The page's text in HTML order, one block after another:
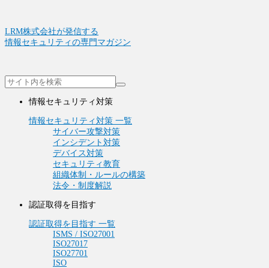
LRM株式会社が発信する
情報セキュリティの専門マガジン
情報セキュリティ対策
情報セキュリティ対策 一覧
サイバー攻撃対策
インシデント対策
デバイス対策
セキュリティ教育
組織体制・ルールの構築
法令・制度解説
認証取得を目指す
認証取得を目指す 一覧
ISMS / ISO27001
ISO27017
ISO27701
ISO